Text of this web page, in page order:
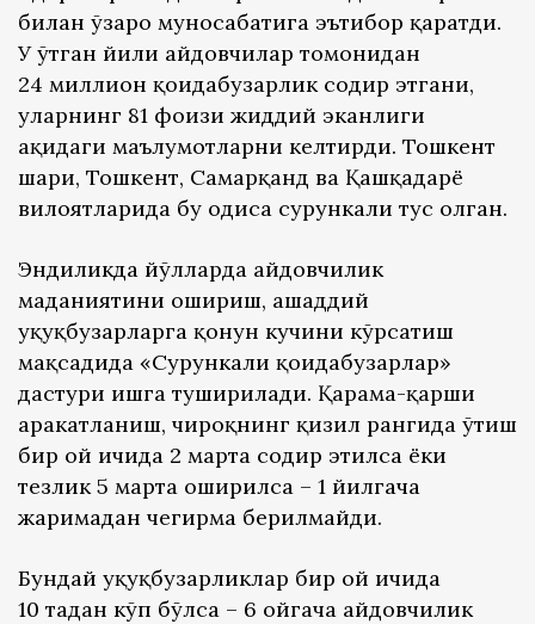
билан ўзаро муносабатига эътибор қаратди.
У ўтган йили ҳайдовчилар томонидан
24 миллион қоидабузарлик содир этгани,
уларнинг 81 фоизи жиддий эканлиги
ҳақидаги маълумотларни келтирди. Тошкент
шаҳри, Тошкент, Самарқанд ва Қашқадарё
вилоятларида бу ҳодиса сурункали тус олган.
Эндиликда йўлларда ҳайдовчилик
маданиятини ошириш, ашаддий
ҳуқуқбузарларга қонун кучини кўрсатиш
мақсадида «Сурункали қоидабузарлар»
дастури ишга туширилади. Қарама-қарши
ҳаракатланиш, чироқнинг қизил рангида ўтиш
бир ой ичида 2 марта содир этилса ёки
тезлик 5 марта оширилса – 1 йилгача
жаримадан чегирма берилмайди.
Бундай ҳуқуқбузарликлар бир ой ичида
10 тадан кўп бўлса – 6 ойгача ҳайдовчилик